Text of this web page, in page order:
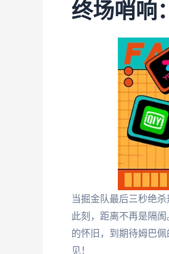
终场哨响
当掘金队最后三秒绝
此刻，距离不再是隔
的怀旧，到期待姆巴
见！